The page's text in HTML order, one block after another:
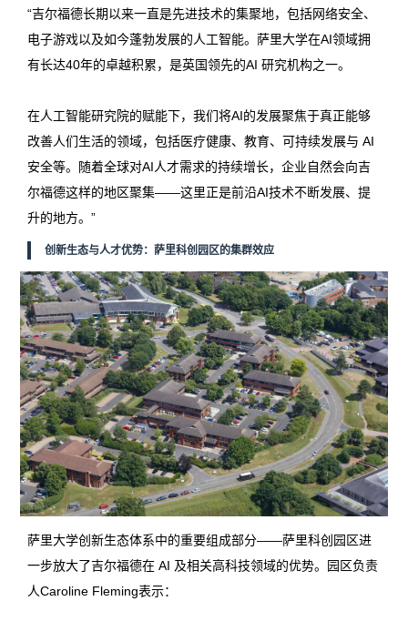
“吉尔福德长期以来一直是先进技术的集聚地，包括网络安全、
电子游戏以及如今蓬勃发展的人工智能。萨里大学在AI领域拥
有长达40年的卓越积累，是英国领先的AI 研究机构之一。
在人工智能研究院的赋能下，我们将AI的发展聚焦于真正能够
改善人们生活的领域，包括医疗健康、教育、可持续发展与 AI
安全等。随着全球对AI人才需求的持续增长，企业自然会向吉
尔福德这样的地区聚集——这里正是前沿AI技术不断发展、提
升的地方。”
创新生态与人才优势：萨里科创园区的集群效应
萨里大学创新生态体系中的重要组成部分——萨里科创园区进
一步放大了吉尔福德在 AI 及相关高科技领域的优势。园区负责
人Caroline Fleming表示：